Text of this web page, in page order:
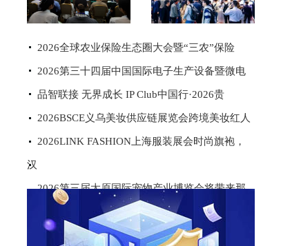
2026全球农业保险生态圈大会暨“三农”保险
2026第三十四届中国国际电子生产设备暨微电
品智联接 无界成长 IP Club中国行·2026贵
2026BSCE义乌美妆供应链展览会跨境美妆红人
2026LINK FASHION上海服装展会时尚旗袍，
汉
2026第三届太原国际宠物产业博览会将带来那